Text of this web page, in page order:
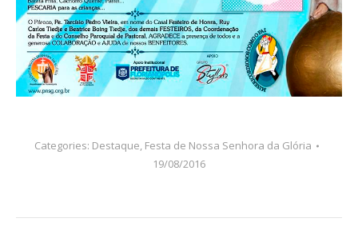
Categories: Destaque, Festa de Nossa Senhora da Glória
19/08/2016